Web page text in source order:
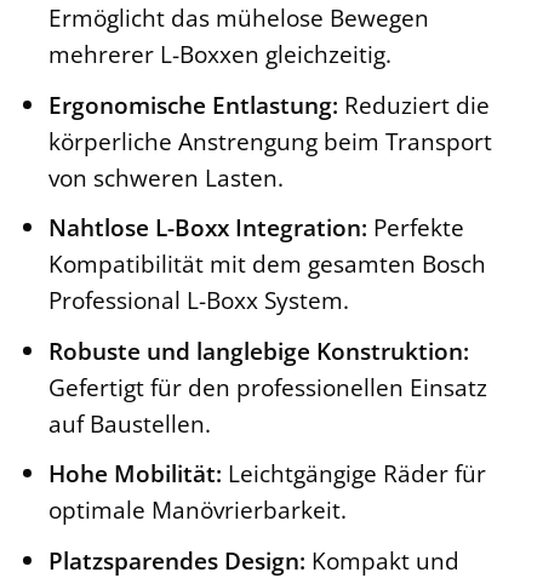
Ermöglicht das mühelose Bewegen
mehrerer L-Boxxen gleichzeitig.
Ergonomische Entlastung: Reduziert die
körperliche Anstrengung beim Transport
von schweren Lasten.
Nahtlose L-Boxx Integration: Perfekte
Kompatibilität mit dem gesamten Bosch
Professional L-Boxx System.
Robuste und langlebige Konstruktion:
Gefertigt für den professionellen Einsatz
auf Baustellen.
Hohe Mobilität: Leichtgängige Räder für
optimale Manövrierbarkeit.
Platzsparendes Design: Kompakt und